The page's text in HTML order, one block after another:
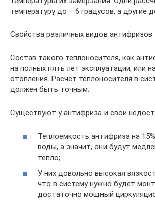
температуру до – 6 градусов, а другие
Свойства различных видов антифризов
Состав такого теплоносителя, как
на полных пять лет эксплуатации, или
отопления. Расчет теплоносителя в
должен быть точным.
Существуют у антифриза и свои
Теплоемкость антифриза на
воды, а значит, они будут
тепло;
У них довольно высокая
что в систему нужно будет
достаточно мощный